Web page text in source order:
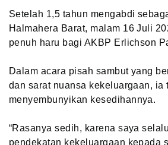
Setelah 1,5 tahun mengabdi
Halmahera Barat, malam 16 Juli
penuh haru bagi AKBP Erlichson
Dalam acara pisah sambut yang
dan sarat nuansa kekeluargaan, ia
menyembunyikan kesedihannya.
“Rasanya sedih, karena saya
pendekatan kekeluargaan kepada